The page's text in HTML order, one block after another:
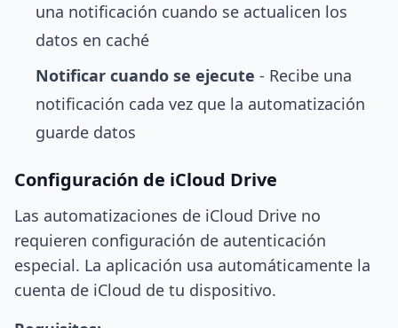
una notificación cuando se actualicen los
datos en caché
Notificar cuando se ejecute - Recibe una
notificación cada vez que la automatización
guarde datos
Configuración de iCloud Drive
Las automatizaciones de iCloud Drive no
requieren configuración de autenticación
especial. La aplicación usa automáticamente la
cuenta de iCloud de tu dispositivo.